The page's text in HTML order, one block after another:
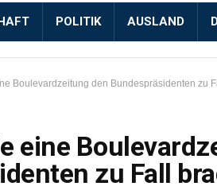
POLITIK AUSLAND
Boulevardzeitung den Bundespräsidenten zu
eine
zu Fall